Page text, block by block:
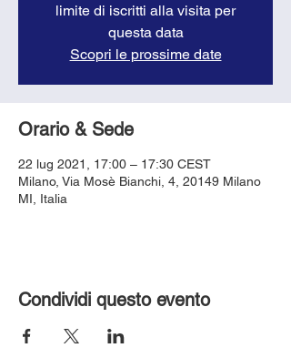
limite di iscritti alla visita per
questa data
Scopri le prossime date
Orario & Sede
22 lug 2021, 17:00 – 17:30 CEST
Milano, Via Mosè Bianchi, 4, 20149 Milano
MI, Italia
Condividi questo evento